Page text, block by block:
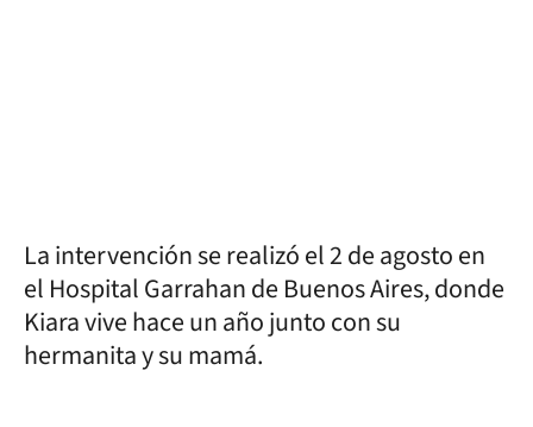
La intervención se realizó el 2 de agosto en
el Hospital Garrahan de Buenos Aires, donde
Kiara vive hace un año junto con su
hermanita y su mamá.